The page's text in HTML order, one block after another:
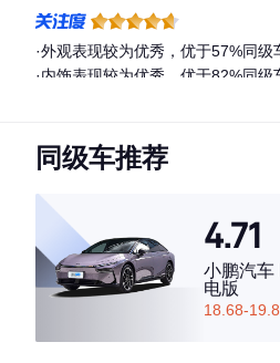
·外观表现较为优秀，优于57%同级
·内饰表现较为优秀，优于82%同级
同级车推荐
4.71
小鹏汽车
电版
18.68-